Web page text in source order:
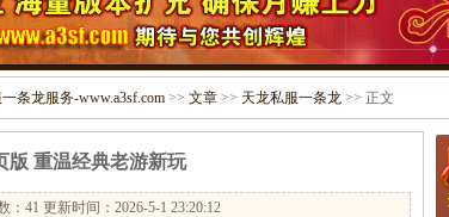
条龙服务-www.a3sf.com >> 文章 >> 天龙私服一条龙 >> 正文
版 重温经典老游新玩
： 41 更新时间：2026-5-1 23:20:12